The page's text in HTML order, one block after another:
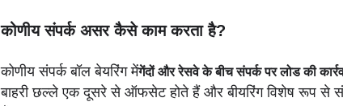
कोणीय संपर्क असर कैसे काम करता है?
कोणीय संपर्क बॉल बेयरिंग मेंगेंदों और रेसवे के बीच संपर्क पर लोड की
बाहरी छल्ले एक दूसरे से ऑफसेट होते हैं और बीयरिंग विशेष रूप से